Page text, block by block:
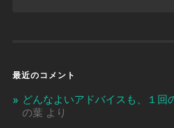
最近のコメント
どんなよいアドバイスも、１回
の葉 より